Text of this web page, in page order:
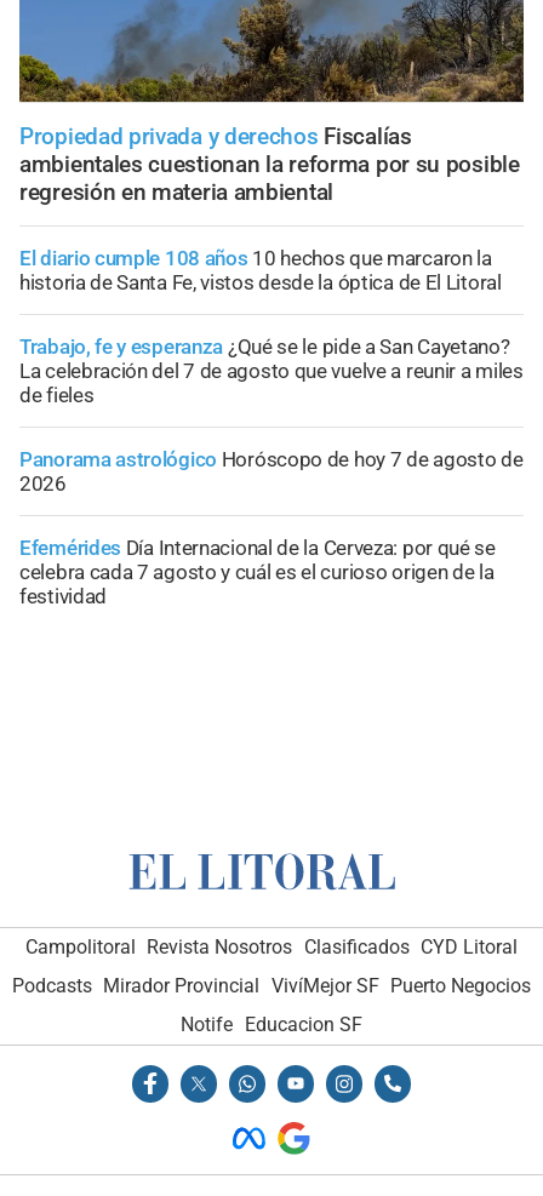
Propiedad privada y derechos Fiscalías
ambientales cuestionan la reforma por su posible
regresión en materia ambiental
El diario cumple 108 años 10 hechos que marcaron la
historia de Santa Fe, vistos desde la óptica de El Litoral
Trabajo, fe y esperanza ¿Qué se le pide a San Cayetano?
La celebración del 7 de agosto que vuelve a reunir a miles
de fieles
Panorama astrológico Horóscopo de hoy 7 de agosto de
2026
Efemérides Día Internacional de la Cerveza: por qué se
celebra cada 7 agosto y cuál es el curioso origen de la
festividad
Campolitoral Revista Nosotros Clasificados CYD Litoral
Podcasts Mirador Provincial VivíMejor SF Puerto Negocios
Notife
Educacion SF